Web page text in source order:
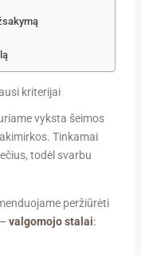
kriterijai
vyksta šeimos
Tinkamai
todėl svarbu
peržiūrėti
– valgomojo stalai: